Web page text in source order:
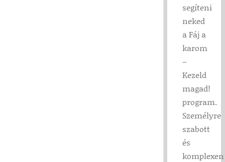
segíteni
neked
a Fáj a
karom
–
Kezeld
magad!
program.
Személyre
szabott
és
komplexen